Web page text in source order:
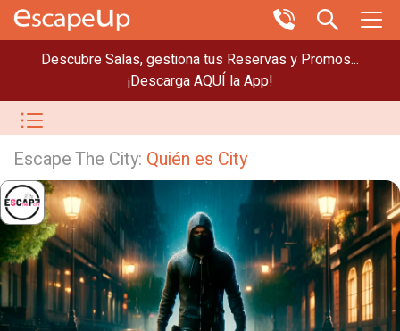
Descubre Salas, gestiona tus Reservas y Promos...
¡Descarga AQUÍ la App!
Escape The City: Quién es City